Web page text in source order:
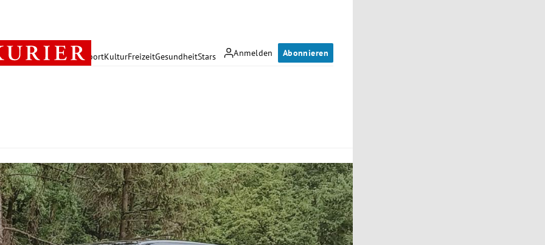
Anmelden Abonnieren
PolitikWirtschaft SportKulturFreizeitGesundheitStars